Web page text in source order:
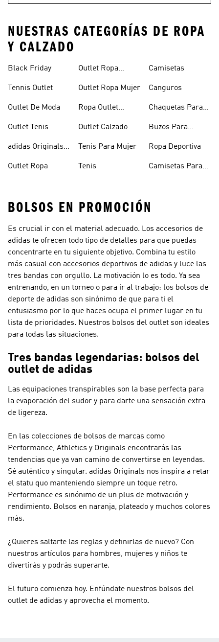
NUESTRAS CATEGORÍAS DE ROPA
Y CALZADO
Black Friday
Tennis Outlet
Outlet De Moda
Outlet Tenis
adidas Originals
Outlet Ropa
Outlet Ropa
Outlet Ropa Mujer
Ropa Outlet
Outlet Calzado
Tenis Para Mujer
Tenis
Camisetas
Canguros
Chaquetas Para
Buzos Para
Ropa Deportiva
Camisetas Para
BOLSOS EN PROMOCIÓN
Es crucial ir con el material adecuado. Los accesorios de
adidas te ofrecen todo tipo de detalles para que puedas
concentrarte en tu siguiente objetivo. Combina tu estilo
más casual con accesorios deportivos de adidas y luce las
tres bandas con orgullo. La motivación lo es todo. Ya sea
entrenando, en un torneo o para ir al trabajo: los bolsos de
deporte de adidas son sinónimo de que para ti el
entusiasmo por lo que haces ocupa el primer lugar en tu
lista de prioridades. Nuestros bolsos del outlet son ideales
para todas las situaciones.
Tres bandas legendarias: bolsos del
outlet de adidas
Las equipaciones transpirables son la base perfecta para
la evaporación del sudor y para darte una sensación extra
de ligereza.
En las colecciones de bolsos de marcas como
Performance, Athletics y Originals encontrarás las
tendencias que ya van camino de convertirse en leyendas.
Sé auténtico y singular. adidas Originals nos inspira a retar
el statu quo manteniendo siempre un toque retro.
Performance es sinónimo de un plus de motivación y
rendimiento. Bolsos en naranja, plateado y muchos colores
más.
¿Quieres saltarte las reglas y definirlas de nuevo? Con
nuestros artículos para hombres, mujeres y niños te
divertirás y podrás superarte.
El futuro comienza hoy. Enfúndate nuestros bolsos del
outlet de adidas y aprovecha el momento.